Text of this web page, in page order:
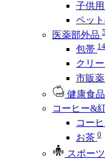
子供用
ペッ
医薬部外品
包帯 14
クリ
市販薬
健康食品
コーヒー&
コー
お茶 0
スポー